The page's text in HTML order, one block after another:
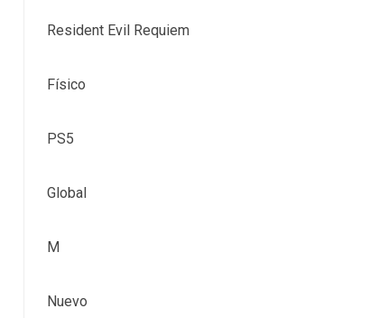
Resident Evil Requiem
Físico
PS5
Global
M
Nuevo